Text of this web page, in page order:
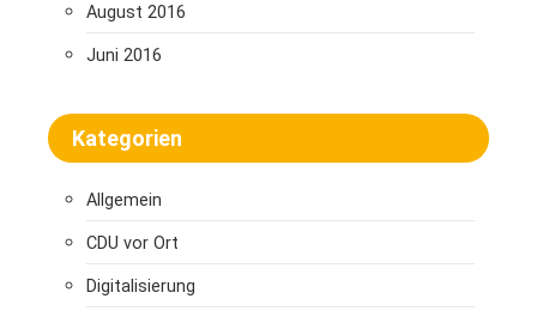
August 2016
Juni 2016
Kategorien
Allgemein
CDU vor Ort
Digitalisierung